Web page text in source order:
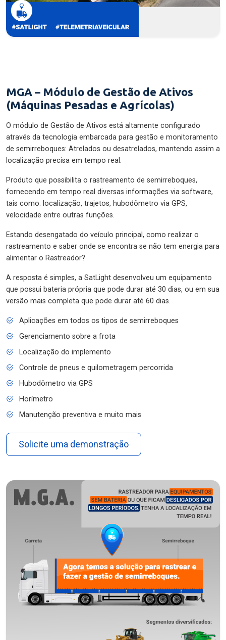
MGA – Módulo de Gestão de Ativos
(Máquinas Pesadas e Agrícolas)
O módulo de Gestão de Ativos está altamente configurado
através da tecnologia embarcada para gestão e monitoramento
de semirreboques: Atrelados ou desatrelados, mantendo assim a
localização precisa em tempo real.
Produto que possibilita o rastreamento de semirreboques,
fornecendo em tempo real diversas informações via software,
tais como: localização, trajetos, hubodômetro via GPS,
velocidade entre outras funções.
Estando desengatado do veículo principal, como realizar o
rastreamento e saber onde se encontra se não tem energia para
alimentar o Rastreador?
A resposta é simples, a SatLight desenvolveu um equipamento
que possui bateria própria que pode durar até 30 dias, ou em sua
versão mais completa que pode durar até 60 dias.
Aplicações em todos os tipos de semirreboques
Gerenciamento sobre a frota
Localização do implemento
Controle de pneus e quilometragem percorrida
Hubodômetro via GPS
Horímetro
Manutenção preventiva e muito mais
Solicite uma demonstração